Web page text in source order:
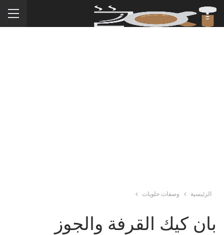
الرئيسية وصفات حلويات
بان كيك القرفة والجوز